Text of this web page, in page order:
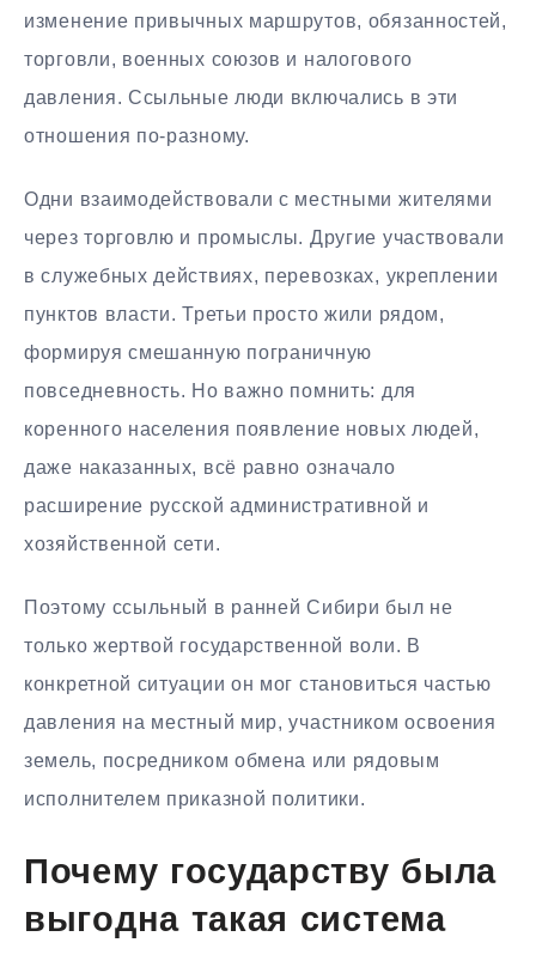
изменение привычных маршрутов, обязанностей,
торговли, военных союзов и налогового
давления. Ссыльные люди включались в эти
отношения по-разному.
Одни взаимодействовали с местными жителями
через торговлю и промыслы. Другие участвовали
в служебных действиях, перевозках, укреплении
пунктов власти. Третьи просто жили рядом,
формируя смешанную пограничную
повседневность. Но важно помнить: для
коренного населения появление новых людей,
даже наказанных, всё равно означало
расширение русской административной и
хозяйственной сети.
Поэтому ссыльный в ранней Сибири был не
только жертвой государственной воли. В
конкретной ситуации он мог становиться частью
давления на местный мир, участником освоения
земель, посредником обмена или рядовым
исполнителем приказной политики.
Почему государству была
выгодна такая система